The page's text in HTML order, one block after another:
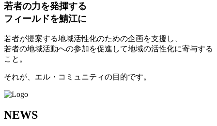
若者の力を発揮する
フィールドを鯖江に
若者が提案する地域活性化のための企画を支援し、
若者の地域活動への参加を促進して地域の活性化に寄与する
こと。
それが、エル・コミュニティの目的です。
NEWS